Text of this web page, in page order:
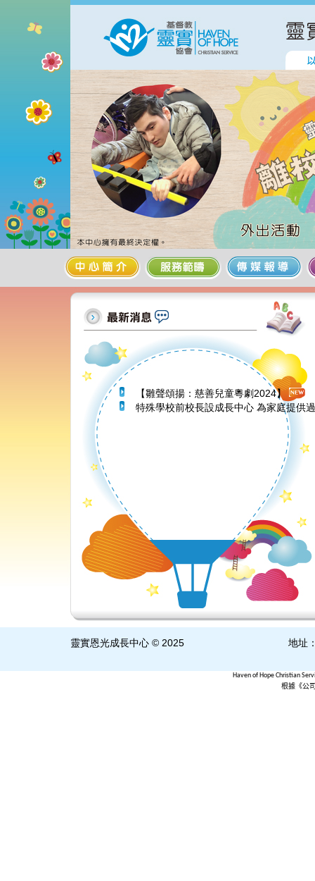
【雛聲頌揚：慈善兒童粵劇2024】
特殊學校前校長設成長中心 為家庭提供
靈實恩光成長中心 © 2025 地址
Haven of Hope Christian
根據《公